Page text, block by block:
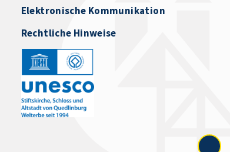
Elektronische Kommunikation
Rechtliche Hinweise